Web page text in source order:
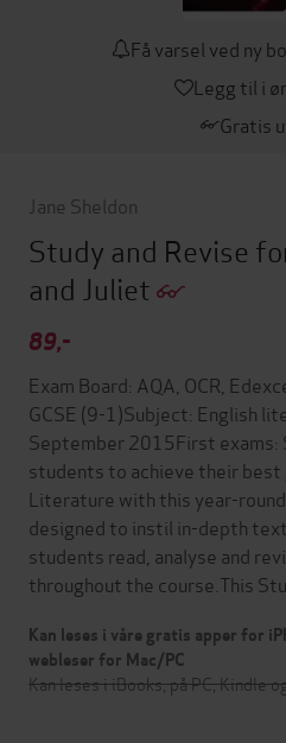
Få varsel ved ny
Legg til i
Gratis
Jane Sheldon
Study and Revise
and Juliet
89,-
Exam Board: AQA, OCR,
GCSE (9-1)Subject: English
September 2015First exams:
students to achieve their best
Literature with this year-
designed to instil in-depth
students read, analyse and
throughout the course.This
Kan leses i våre gratis apper for
webleser for Mac/PC
Kan leses i iBooks, på PC, Kindle